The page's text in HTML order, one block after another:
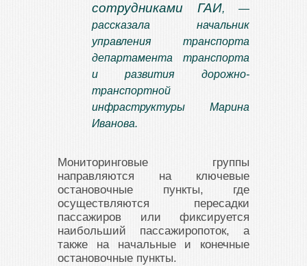
сотрудниками ГАИ, —
рассказала начальник
управления транспорта
департамента транспорта
и развития дорожно-
транспортной
инфраструктуры Марина
Иванова.
Мониторинговые группы
направляются на ключевые
остановочные пункты, где
осуществляются пересадки
пассажиров или фиксируется
наибольший пассажиропоток, а
также на начальные и конечные
остановочные пункты.